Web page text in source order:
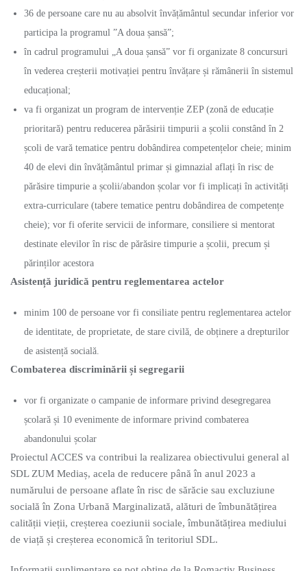
36 de persoane care nu au absolvit învățământul secundar inferior vor
participa la programul ”A doua șansă”;
în cadrul programului „A doua șansă” vor fi organizate 8 concursuri
în vederea creșterii motivației pentru învățare și rămânerii în sistemul
educațional;
va fi organizat un program de intervenție ZEP (zonă de educație
prioritară) pentru reducerea părăsirii timpurii a școlii constând în 2
școli de vară tematice pentru dobândirea competențelor cheie; minim
40 de elevi din învățământul primar și gimnazial aflați în risc de
părăsire timpurie a școlii/abandon școlar vor fi implicați în activități
extra-curriculare (tabere tematice pentru dobândirea de competențe
cheie); vor fi oferite servicii de informare, consiliere si mentorat
destinate elevilor în risc de părăsire timpurie a școlii, precum și
părinților acestora
Asistență juridică pentru reglementarea actelor
minim 100 de persoane vor fi consiliate pentru reglementarea actelor
de identitate, de proprietate, de stare civilă, de obținere a drepturilor
de asistență socială.
Combaterea discriminării și segregarii
vor fi organizate o campanie de informare privind desegregarea
școlară și 10 evenimente de informare privind combaterea
abandonului școlar
Proiectul ACCES va contribui la realizarea obiectivului general al
SDL ZUM Mediaș, acela de reducere până în anul 2023 a
numărului de persoane aflate în risc de sărăcie sau excluziune
socială în Zona Urbană Marginalizată, alături de îmbunătățirea
calității vieții, creșterea coeziunii sociale, îmbunătățirea mediului
de viață și creșterea economică în teritoriul SDL.